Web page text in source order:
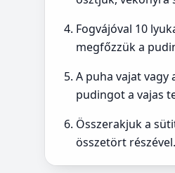
Fogvájóval 10
megfőzzük a
A puha vajat
pudingot a vajas
Összerakjuk a
összetört részével.